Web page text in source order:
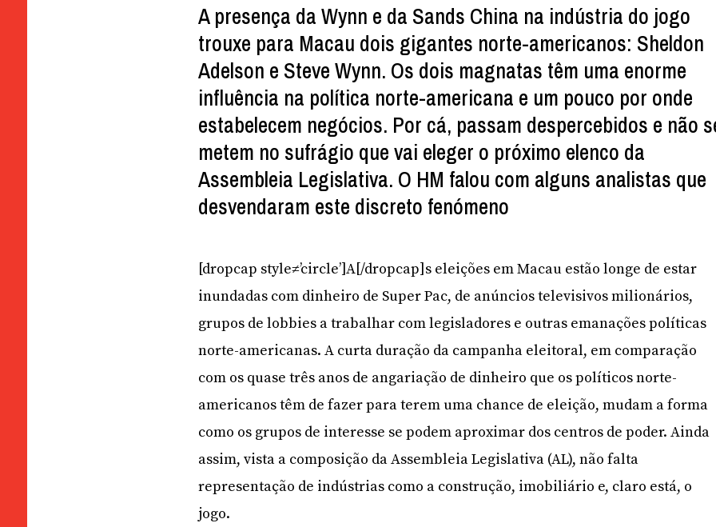
A presença da Wynn e da Sands China na indústria do jogo
trouxe para Macau dois gigantes norte-americanos: Sheldon
Adelson e Steve Wynn. Os dois magnatas têm uma enorme
influência na política norte-americana e um pouco por onde
estabelecem negócios. Por cá, passam despercebidos e não
metem no sufrágio que vai eleger o próximo elenco da
Assembleia Legislativa. O HM falou com alguns analistas que
desvendaram este discreto fenómeno
[dropcap style≠’circle’]A[/dropcap]s eleições em Macau estão longe de estar
inundadas com dinheiro de Super Pac, de anúncios televisivos milionários,
grupos de lobbies a trabalhar com legisladores e outras emanações políticas
norte-americanas. A curta duração da campanha eleitoral, em comparação
com os quase três anos de angariação de dinheiro que os políticos norte-
americanos têm de fazer para terem uma chance de eleição, mudam a forma
como os grupos de interesse se podem aproximar dos centros de poder. Ainda
assim, vista a composição da Assembleia Legislativa (AL), não falta
representação de indústrias como a construção, imobiliário e, claro está, o
jogo.